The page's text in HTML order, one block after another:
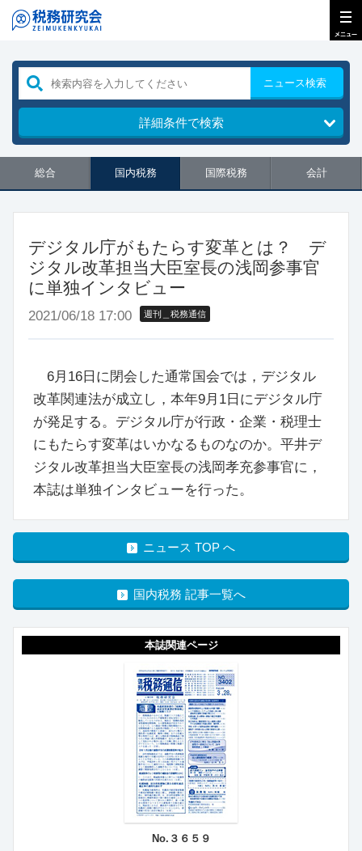
ニュース検索
詳細条件で検索
総合 国内税務 国際税務 会計
デジタル庁がもたらす変革とは？ デ
ジタル改革担当大臣室長の浅岡参事官
に単独インタビュー
2021/06/18 17:00 週刊＿税務通信
6月16日に閉会した通常国会では，デジタル
改革関連法が成立し，本年9月1日にデジタル庁
が発足する。デジタル庁が行政・企業・税理士
にもたらす変革はいかなるものなのか。平井デ
ジタル改革担当大臣室長の浅岡孝充参事官に，
本誌は単独インタビューを行った。
ニュース TOP へ
国内税務 記事一覧へ
本誌関連ページ
No.３６５９